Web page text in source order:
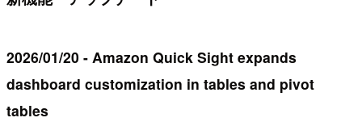
2026/01/20 - Amazon Quick Sight expands
dashboard customization in tables and pivot
tables